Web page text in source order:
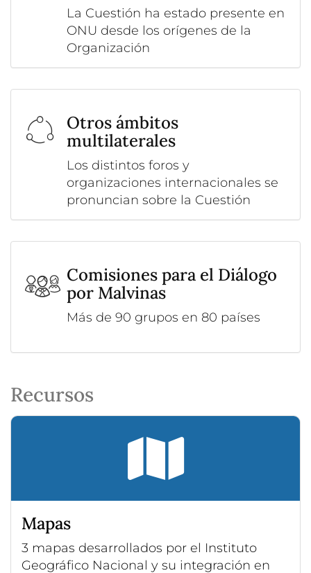
La Cuestión ha estado presente en
ONU desde los orígenes de la
Organización
Otros ámbitos
multilaterales
Los distintos foros y
organizaciones internacionales se
pronuncian sobre la Cuestión
Comisiones para el Diálogo
por Malvinas
Más de 90 grupos en 80 países
Recursos
Mapas
3 mapas desarrollados por el Instituto
Geográfico Nacional y su integración en